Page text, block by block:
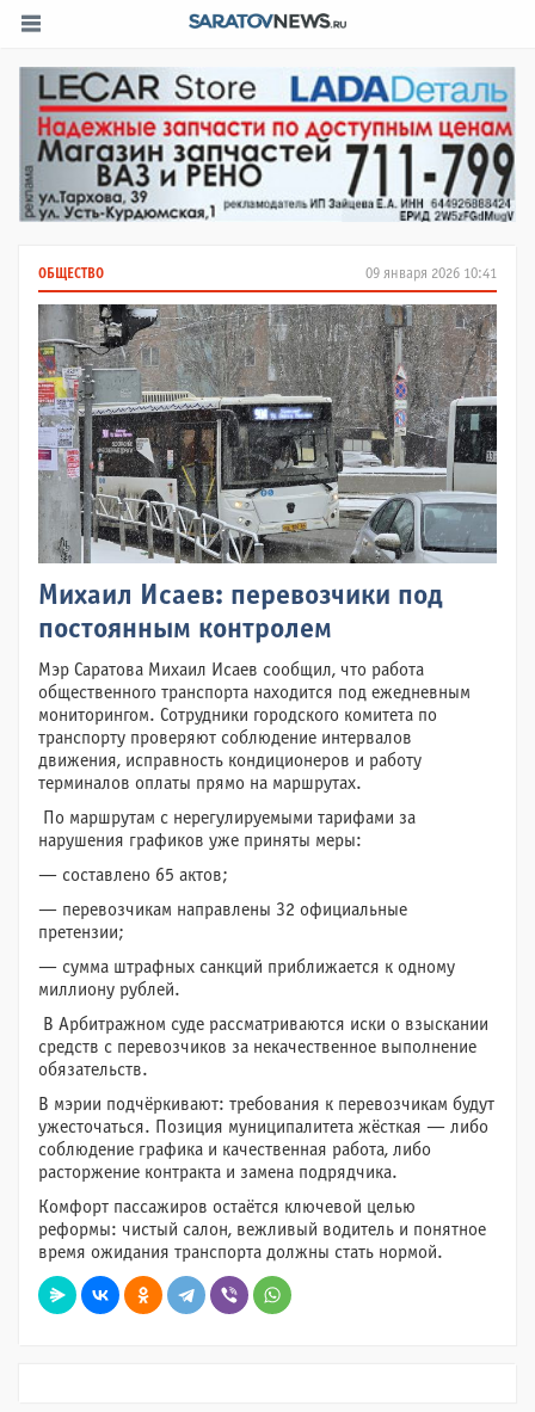
09 января 2026 10:41
ОБЩЕСТВО
Михаил Исаев: перевозчики под
постоянным контролем
Мэр Саратова Михаил Исаев сообщил, что работа
общественного транспорта находится под ежедневным
мониторингом. Сотрудники городского комитета по
транспорту проверяют соблюдение интервалов
движения, исправность кондиционеров и работу
терминалов оплаты прямо на маршрутах.
По маршрутам с нерегулируемыми тарифами за
нарушения графиков уже приняты меры:
— составлено 65 актов;
— перевозчикам направлены 32 официальные
претензии;
— сумма штрафных санкций приближается к одному
миллиону рублей.
В Арбитражном суде рассматриваются иски о взыскании
средств с перевозчиков за некачественное выполнение
обязательств.
В мэрии подчёркивают: требования к перевозчикам будут
ужесточаться. Позиция муниципалитета жёсткая — либо
соблюдение графика и качественная работа, либо
расторжение контракта и замена подрядчика.
Комфорт пассажиров остаётся ключевой целью
реформы: чистый салон, вежливый водитель и понятное
время ожидания транспорта должны стать нормой.